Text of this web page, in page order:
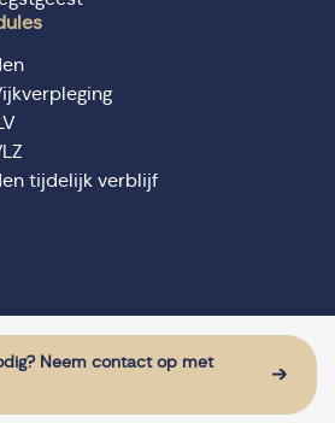
Neem contact op met
tijdelijk verblijf
door: Sturdy Digital